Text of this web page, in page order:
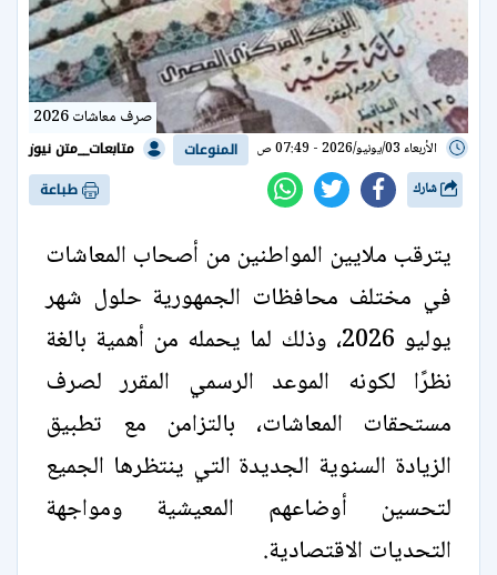
صرف معاشات 2026
الأربعاء 03/يونيو/2026 - 07:49 ص المنوعات متابعات__متن نيوز
طباعة
يترقب ملايين المواطنين من أصحاب المعاشات
في مختلف محافظات الجمهورية حلول شهر
يوليو 2026، وذلك لما يحمله من أهمية بالغة
نظرًا لكونه الموعد الرسمي المقرر لصرف
مستحقات المعاشات، بالتزامن مع تطبيق
الزيادة السنوية الجديدة التي ينتظرها الجميع
لتحسين أوضاعهم المعيشية ومواجهة
التحديات الاقتصادية.